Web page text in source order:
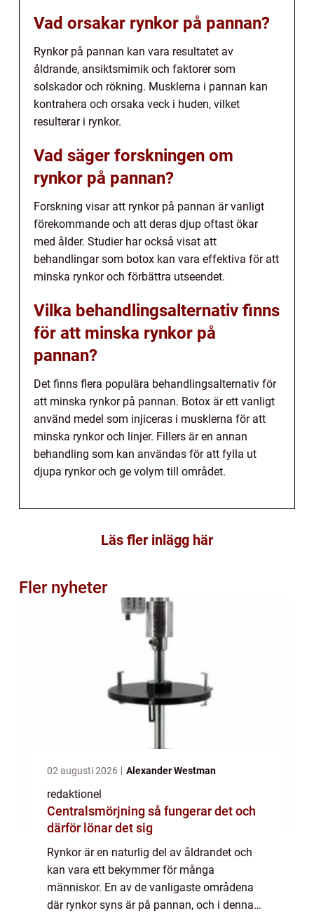
Vad orsakar rynkor på pannan?
Rynkor på pannan kan vara resultatet av
åldrande, ansiktsmimik och faktorer som
solskador och rökning. Musklerna i pannan kan
kontrahera och orsaka veck i huden, vilket
resulterar i rynkor.
Vad säger forskningen om
rynkor på pannan?
Forskning visar att rynkor på pannan är vanligt
förekommande och att deras djup oftast ökar
med ålder. Studier har också visat att
behandlingar som botox kan vara effektiva för att
minska rynkor och förbättra utseendet.
Vilka behandlingsalternativ finns
för att minska rynkor på
pannan?
Det finns flera populära behandlingsalternativ för
att minska rynkor på pannan. Botox är ett vanligt
använd medel som injiceras i musklerna för att
minska rynkor och linjer. Fillers är en annan
behandling som kan användas för att fylla ut
djupa rynkor och ge volym till området.
Läs fler inlägg här
Fler nyheter
02 augusti 2026 Alexander Westman
redaktionel
Centralsmörjning så fungerar det och
därför lönar det sig
Rynkor är en naturlig del av åldrandet och
kan vara ett bekymmer för många
människor. En av de vanligaste områdena
där rynkor syns är på pannan, och i denna